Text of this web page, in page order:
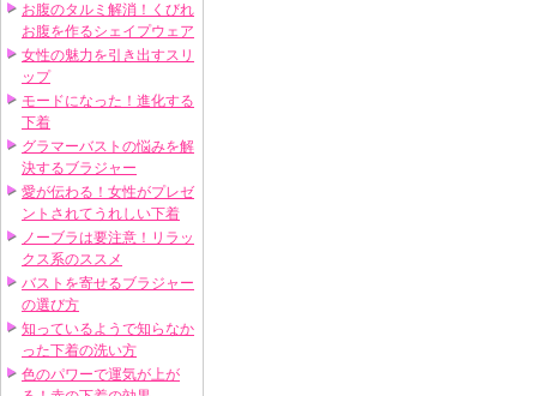
お腹のタルミ解消！くびれ
お腹を作るシェイプウェア
女性の魅力を引き出すスリ
ップ
モードになった！進化する
下着
グラマーバストの悩みを解
決するブラジャー
愛が伝わる！女性がプレゼ
ントされてうれしい下着
ノーブラは要注意！リラッ
クス系のススメ
バストを寄せるブラジャー
の選び方
知っているようで知らなか
った下着の洗い方
色のパワーで運気が上が